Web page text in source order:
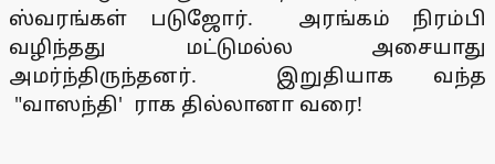
ஸ்வரங்கள் படுஜோர். அரங்கம் நிரம்பி
வழிந்தது மட்டுமல்ல அசையாது
அமர்ந்திருந்தனர். இறுதியாக வந்த
"வாஸந்தி' ராக தில்லானா வரை!